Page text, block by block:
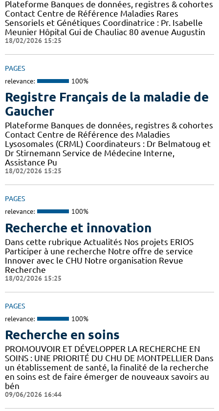
Plateforme Banques de données, registres & cohortes
Contact Centre de Référence Maladies Rares
Sensoriels et Génétiques Coordinatrice : Pr. Isabelle
Meunier Hôpital Gui de Chauliac 80 avenue Augustin
18/02/2026 15:25
PAGES
relevance: 100%
Registre Français de la maladie de
Gaucher
Plateforme Banques de données, registres & cohortes
Contact Centre de Référence des Maladies
Lysosomales (CRML) Coordinateurs : Dr Belmatoug et
Dr Stirnemann Service de Médecine Interne,
Assistance Pu
18/02/2026 15:25
PAGES
relevance: 100%
Recherche et innovation
Dans cette rubrique Actualités Nos projets ERIOS
Participer à une recherche Notre offre de service
Innover avec le CHU Notre organisation Revue
Recherche
18/02/2026 15:25
PAGES
relevance: 100%
Recherche en soins
PROMOUVOIR ET DÉVELOPPER LA RECHERCHE EN
SOINS : UNE PRIORITÉ DU CHU DE MONTPELLIER Dans
un établissement de santé, la finalité de la recherche
en soins est de faire émerger de nouveaux savoirs au
bén
09/06/2026 16:44